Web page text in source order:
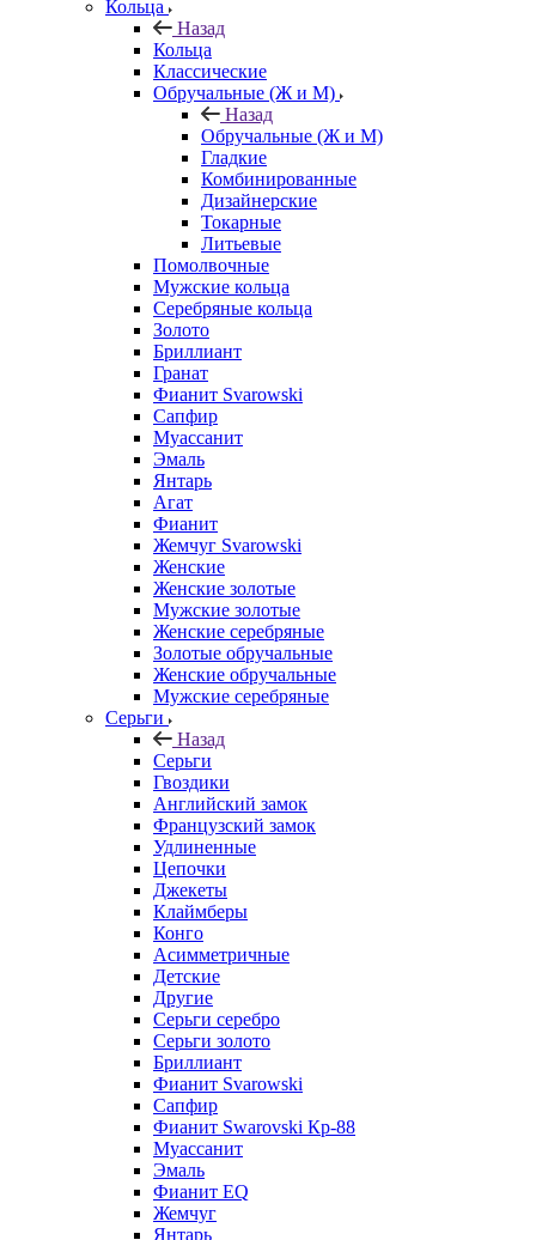
Кольца
Назад
Кольца
Классические
Обручальные (Ж и М)
Назад
Обручальные (Ж и М)
Гладкие
Комбинированные
Дизайнерские
Токарные
Литьевые
Помолвочные
Мужские кольца
Серебряные кольца
Золото
Бриллиант
Гранат
Фианит Svarowski
Сапфир
Муассанит
Эмаль
Янтарь
Агат
Фианит
Жемчуг Svarowski
Женские
Женские золотые
Мужские золотые
Женские серебряные
Золотые обручальные
Женские обручальные
Мужские серебряные
Серьги
Назад
Серьги
Гвоздики
Английский замок
Французский замок
Удлиненные
Цепочки
Джекеты
Клаймберы
Конго
Асимметричные
Детские
Другие
Серьги серебро
Серьги золото
Бриллиант
Фианит Svarowski
Сапфир
Фианит Swarovski Кр-88
Муассанит
Эмаль
Фианит EQ
Жемчуг
Янтарь